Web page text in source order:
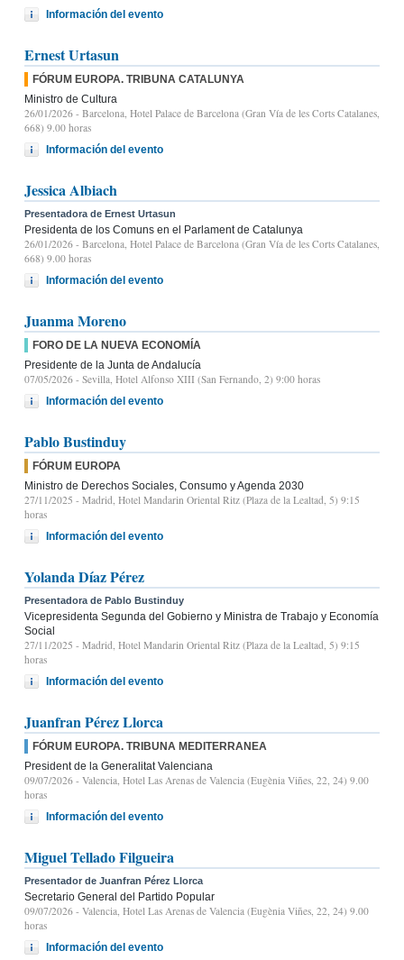
Información del evento
Ernest Urtasun
FÓRUM EUROPA. TRIBUNA CATALUNYA
Ministro de Cultura
26/01/2026 - Barcelona, Hotel Palace de Barcelona (Gran Vía de les Corts Catalanes,
668) 9.00 horas
Información del evento
Jessica Albiach
Presentadora de Ernest Urtasun
Presidenta de los Comuns en el Parlament de Catalunya
26/01/2026 - Barcelona, Hotel Palace de Barcelona (Gran Vía de les Corts Catalanes,
668) 9.00 horas
Información del evento
Juanma Moreno
FORO DE LA NUEVA ECONOMÍA
Presidente de la Junta de Andalucía
07/05/2026 - Sevilla, Hotel Alfonso XIII (San Fernando, 2) 9:00 horas
Información del evento
Pablo Bustinduy
FÓRUM EUROPA
Ministro de Derechos Sociales, Consumo y Agenda 2030
27/11/2025 - Madrid, Hotel Mandarin Oriental Ritz (Plaza de la Lealtad, 5) 9:15
horas
Información del evento
Yolanda Díaz Pérez
Presentadora de Pablo Bustinduy
Vicepresidenta Segunda del Gobierno y Ministra de Trabajo y Economía
Social
27/11/2025 - Madrid, Hotel Mandarin Oriental Ritz (Plaza de la Lealtad, 5) 9:15
horas
Información del evento
Juanfran Pérez Llorca
FÓRUM EUROPA. TRIBUNA MEDITERRANEA
President de la Generalitat Valenciana
09/07/2026 - Valencia, Hotel Las Arenas de Valencia (Eugènia Viñes, 22, 24) 9.00
horas
Información del evento
Miguel Tellado Filgueira
Presentador de Juanfran Pérez Llorca
Secretario General del Partido Popular
09/07/2026 - Valencia, Hotel Las Arenas de Valencia (Eugènia Viñes, 22, 24) 9.00
horas
Información del evento